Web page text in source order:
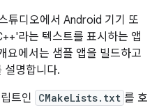
튜디오에서 Android 기기 또
라는 텍스트를 표시하는 앱
요에서는 샘플 앱을 빌드하고
설명합니다.
트인
CMakeLists.txt 를 호